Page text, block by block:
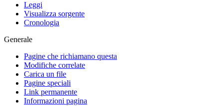
Leggi
Visualizza sorgente
Cronologia
Generale
Pagine che richiamano questa
Modifiche correlate
Carica un file
Pagine speciali
Link permanente
Informazioni pagina